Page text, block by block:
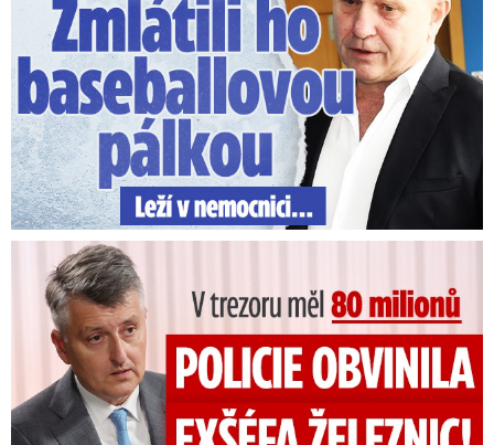
V trezoru měl 80 milionů: Policie obvinila exšéfa železnic!